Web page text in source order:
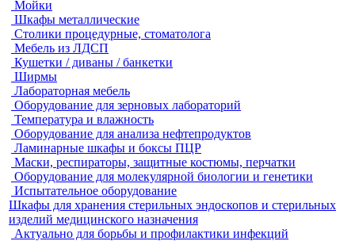
Мойки
Шкафы металлические
Столики процедурные, стоматолога
Мебель из ЛДСП
Кушетки / диваны / банкетки
Ширмы
Лабораторная мебель
Оборудование для зерновых лабораторий
Температура и влажность
Оборудование для анализа нефтепродуктов
Ламинарные шкафы и боксы ПЦР
Маски, респираторы, защитные костюмы, перчатки
Оборудование для молекулярной биологии и генетики
Испытательное оборудование
Шкафы для хранения стерильных эндоскопов и стерильных
изделий медицинского назначения
Актуально для борьбы и профилактики инфекций